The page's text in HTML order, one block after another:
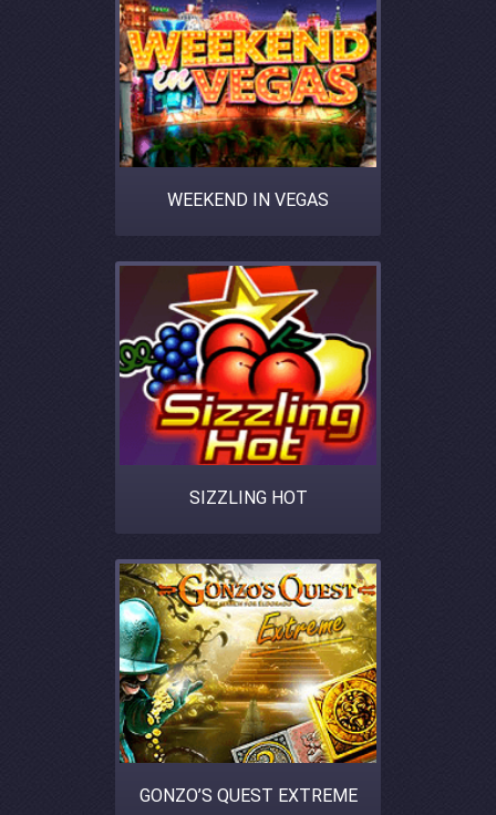
WEEKEND IN VEGAS
SIZZLING HOT
GONZO’S QUEST EXTREME